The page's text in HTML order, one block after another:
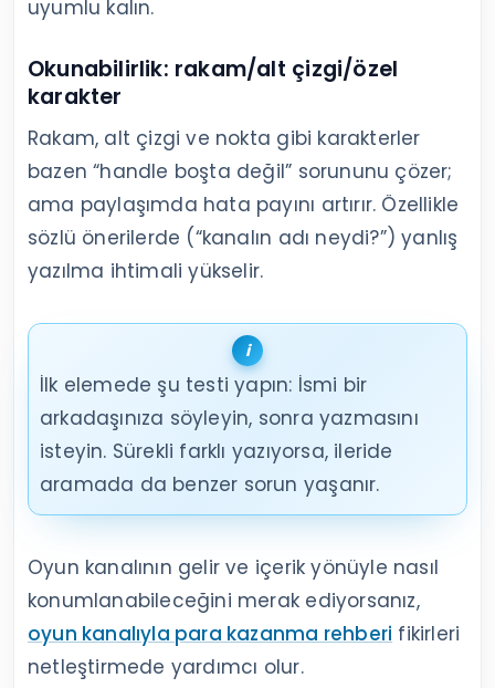
uyumlu kalın.
Okunabilirlik: rakam/alt çizgi/özel
karakter
Rakam, alt çizgi ve nokta gibi karakterler
bazen “handle boşta değil” sorununu çözer;
ama paylaşımda hata payını artırır. Özellikle
sözlü önerilerde (“kanalın adı neydi?”) yanlış
yazılma ihtimali yükselir.
İlk elemede şu testi yapın: İsmi bir
arkadaşınıza söyleyin, sonra yazmasını
isteyin. Sürekli farklı yazıyorsa, ileride
aramada da benzer sorun yaşanır.
Oyun kanalının gelir ve içerik yönüyle nasıl
konumlanabileceğini merak ediyorsanız,
oyun kanalıyla para kazanma rehberi fikirleri
netleştirmede yardımcı olur.